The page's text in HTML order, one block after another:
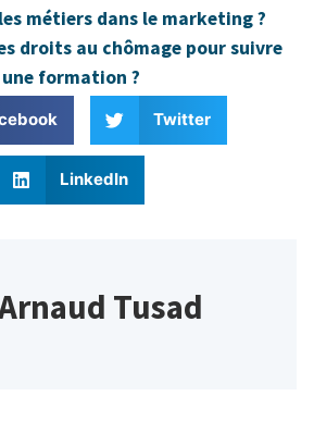
métiers dans le marketing ?
droits au chômage pour suivre
une formation ?
Twitter
LinkedIn
Tusad